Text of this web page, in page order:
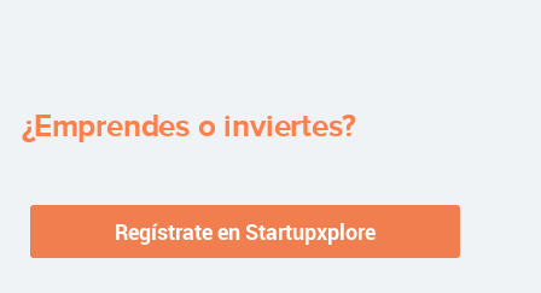
¿Emprendes o inviertes?